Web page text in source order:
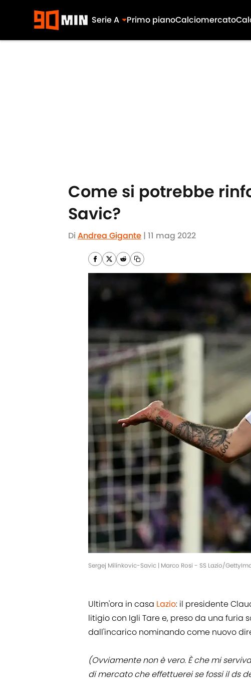
Serie A Primo pianoCalciomercato
Come si potrebbe
Savic?
Di Andrea Gigante | 11 mag 2022
Sergej Milinkovic-Savic | Marco Rosi - SS Lazio/
Ultim'ora in casa Lazio: il presidente
litigio con Igli Tare e, preso da una furia
dall'incarico nominando come nuovo
(Ovviamente non è vero. È che mi
di mercato che effettuerei se fossi il ds